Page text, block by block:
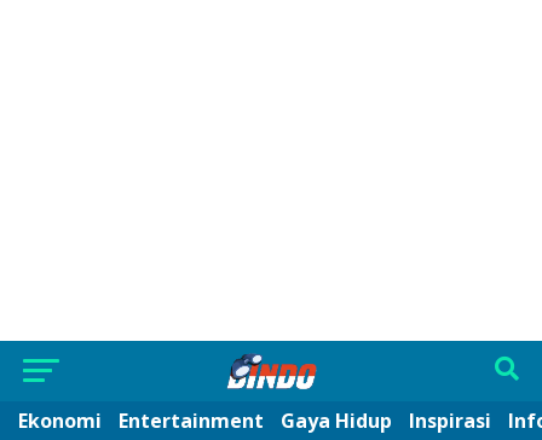
Ekonomi Entertainment Gaya Hidup Inspirasi